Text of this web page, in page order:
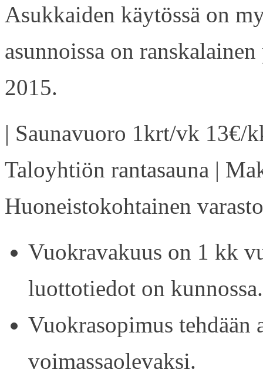
Asukkaiden käytössä on
asunnoissa on
2015.
| Saunavuoro 1krt/vk 13€/
Taloyhtiön rantasauna |
Huoneistokohtainen
Vuokravakuus on 1 kk
luottotiedot on kunnossa.
Vuokrasopimus tehdään
voimassaolevaksi.